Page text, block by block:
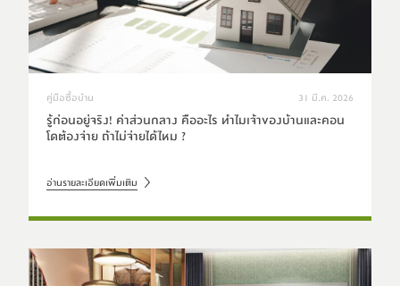
คู่มือซื้อบ้าน 31 มี.ค. 2026
รู้ก่อนอยู่จริง! ค่าส่วนกลาง คืออะไร ทำไมเจ้าของบ้านและคอน
โดต้องจ่าย ถ้าไม่จ่ายได้ไหม ?
อ่านรายละเอียดเพิ่มเติม